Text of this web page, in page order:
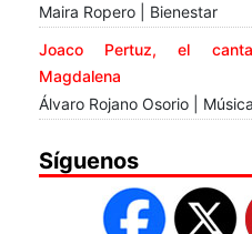
Maira Ropero | Bienestar
Joaco Pertuz, el
Magdalena
Álvaro Rojano Osorio |
Síguenos